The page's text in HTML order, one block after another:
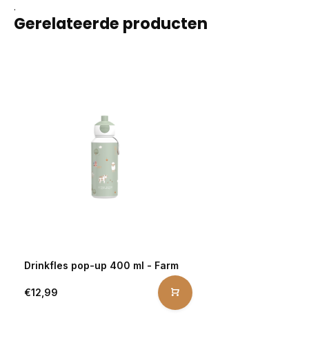
.
Gerelateerde producten
Drinkfles pop-up 400 ml - Farm
€12,99